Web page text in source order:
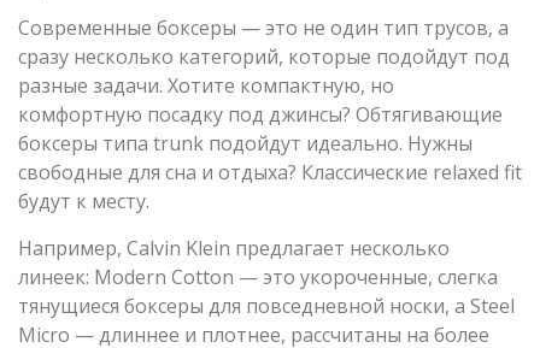
Современные боксеры — это не один тип трусов, а
сразу несколько категорий, которые подойдут под
разные задачи. Хотите компактную, но
комфортную посадку под джинсы? Обтягивающие
боксеры типа trunk подойдут идеально. Нужны
свободные для сна и отдыха? Классические relaxed fit
будут к месту.
Например, Calvin Klein предлагает несколько
линеек: Modern Cotton — это укороченные, слегка
тянущиеся боксеры для повседневной носки, а Steel
Micro — длиннее и плотнее, рассчитаны на более